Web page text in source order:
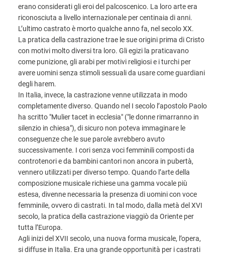
erano considerati gli eroi del palcoscenico. La loro arte era
riconosciuta a livello internazionale per centinaia di anni.
L’ultimo castrato è morto qualche anno fa, nel secolo XX.
La pratica della castrazione trae le sue origini prima di Cristo
con motivi molto diversi tra loro. Gli egizi la praticavano
come punizione, gli arabi per motivi religiosi e i turchi per
avere uomini senza stimoli sessuali da usare come guardiani
degli harem.
In Italia, invece, la castrazione venne utilizzata in modo
completamente diverso. Quando nel I secolo l’apostolo Paolo
ha scritto "Mulier tacet in ecclesia" ("le donne rimarranno in
silenzio in chiesa"), di sicuro non poteva immaginare le
conseguenze che le sue parole avrebbero avuto
successivamente. I cori senza voci femminili composti da
controtenori e da bambini cantori non ancora in pubertà,
vennero utilizzati per diverso tempo. Quando l’arte della
composizione musicale richiese una gamma vocale più
estesa, divenne necessaria la presenza di uomini con voce
femminile, ovvero di castrati. In tal modo, dalla metà del XVI
secolo, la pratica della castrazione viaggiò da Oriente per
tutta l’Europa.
Agli inizi del XVII secolo, una nuova forma musicale, l’opera,
si diffuse in Italia. Era una grande opportunità per i castrati